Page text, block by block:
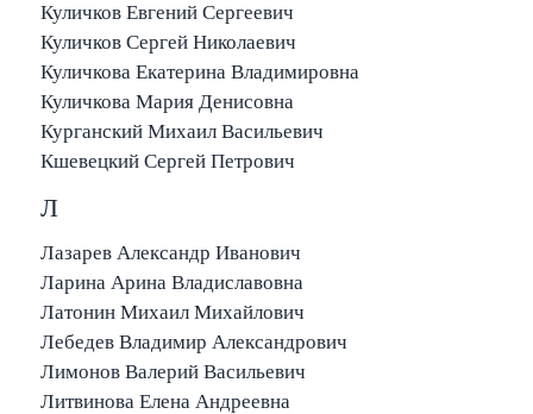
Куличков Евгений Сергеевич
Куличков Сергей Николаевич
Куличкова Екатерина Владимировна
Куличкова Мария Денисовна
Курганский Михаил Васильевич
Кшевецкий Сергей Петрович
Л
Лазарев Александр Иванович
Ларина Арина Владиславовна
Латонин Михаил Михайлович
Лебедев Владимир Александрович
Лимонов Валерий Васильевич
Литвинова Елена Андреевна